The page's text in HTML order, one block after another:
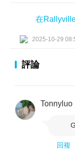
在
2025-10-29
評論
Tonnyluo
回複